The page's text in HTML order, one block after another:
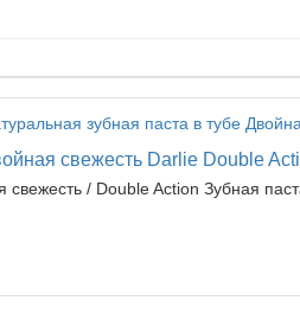
свежесть Darlie Double
/ Double Action Зубная